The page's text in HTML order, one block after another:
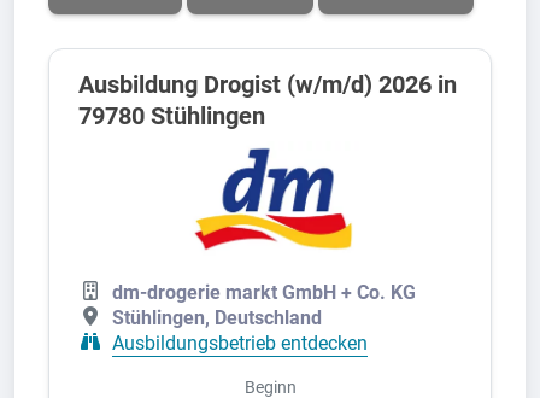
Ausbildung Drogist (w/m/d) 2026 in
79780 Stühlingen
dm-drogerie markt GmbH + Co. KG
Stühlingen, Deutschland
Ausbildungsbetrieb entdecken
Beginn